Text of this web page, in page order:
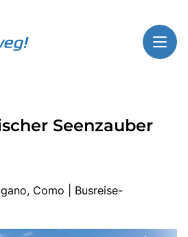
Seenzauber
Como | Busreise-